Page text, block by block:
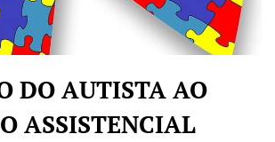
DO AUTISTA AO
ASSISTENCIAL